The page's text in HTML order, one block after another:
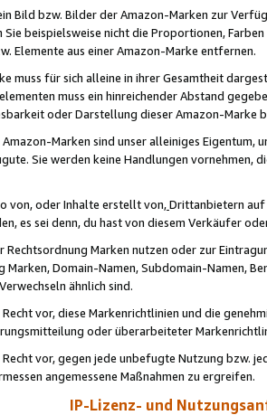
Bild bzw. Bilder der Amazon-Marken zur
beispielsweise nicht die Proportionen,
Elemente aus einer Amazon-Marke entfernen.
muss für sich alleine in ihrer Gesamtheit
muss ein hinreichender Abstand
oder Darstellung dieser Amazon-Marke
Amazon-Marken sind unser alleiniges
Sie werden keine Handlungen vornehmen,
von, oder Inhalte erstellt von,Drittanbietern auf
es sei denn, du hast von diesem Verkäufer
Rechtsordnung Marken nutzen oder zur
Marken, Domain-Namen, Subdomain-Namen,
ähnlich sind.
vor, diese Markenrichtlinien und die
oder überarbeiteter
vor, gegen jede unbefugte Nutzung bzw.
angemessene Maßnahmen zu ergreifen.
IP-Lizenz- und